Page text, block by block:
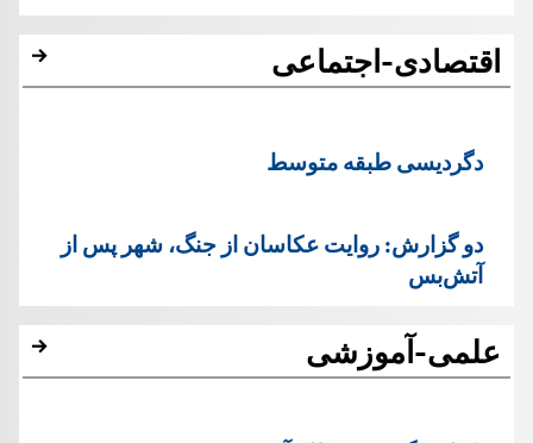
اقتصادی-اجتماعی
دگردیسی طبقه متوسط
دو گزارش: روایت عکاسان از جنگ، شهر پس از
آتش‌بس
علمی-آموزشی